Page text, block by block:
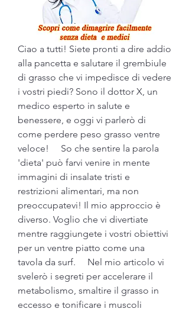
Ciao a tutti! Siete pronti a dire addio
alla pancetta e salutare il grembiule
di grasso che vi impedisce di vedere
i vostri piedi? Sono il dottor X, un
medico esperto in salute e
benessere, e oggi vi parlerò di
come perdere peso grasso ventre
veloce!     So che sentire la parola
'dieta' può farvi venire in mente
immagini di insalate tristi e
restrizioni alimentari, ma non
preoccupatevi! Il mio approccio è
diverso. Voglio che vi divertiate
mentre raggiungete i vostri obiettivi
per un ventre piatto come una
tavola da surf.     Nel mio articolo vi
svelerò i segreti per accelerare il
metabolismo, smaltire il grasso in
eccesso e tonificare i muscoli